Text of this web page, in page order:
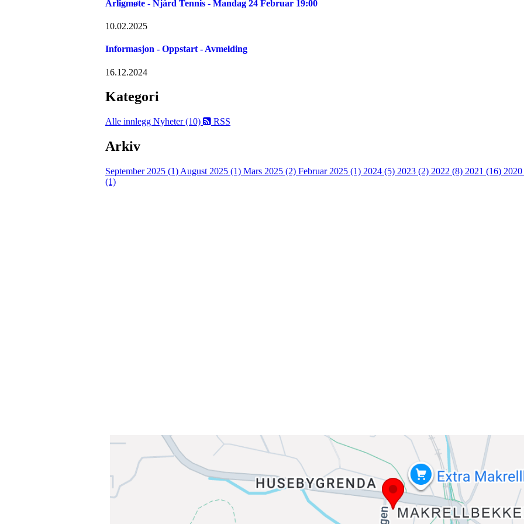
Årligmøte - Njård Tennis - Mandag 24 Februar 19:00
10.02.2025
Informasjon - Oppstart - Avmelding
16.12.2024
Kategori
Alle innlegg Nyheter (10) RSS
Arkiv
September 2025 (1) August 2025 (1) Mars 2025 (2) Februar 2025 (1) 2024 (5) 2023 (2) 2022 (8) 2021 (16)
(1)